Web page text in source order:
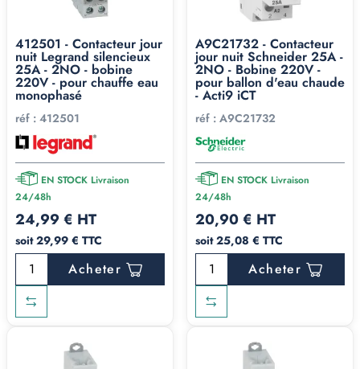
412501 - Contacteur jour
nuit Legrand silencieux
25A - 2NO - bobine
220V - pour chauffe eau
monophasé
réf : 412501
EN STOCK Livraison
24/48h
24,99 € HT
soit 29,99 € TTC
Acheter
A9C21732 - Contacteur
jour nuit Schneider 25A -
2NO - Bobine 220V -
pour ballon d'eau chaude
- Acti9 iCT
réf : A9C21732
EN STOCK Livraison
24/48h
20,90 € HT
soit 25,08 € TTC
Acheter